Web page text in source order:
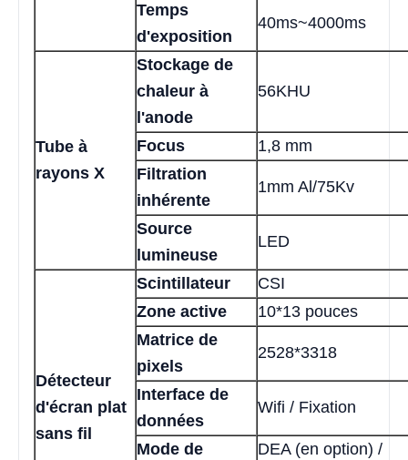
Temps
d'exposition
40ms~4000ms
Tube à
rayons X
Stockage de
chaleur à
l'anode
56KHU
Focus
1,8 mm
Filtration
inhérente
1mm Al/75Kv
Source
lumineuse
LED
Détecteur
d'écran plat
sans fil
Scintillateur
CSI
Zone active
10*13 pouces
Matrice de
pixels
2528*3318
Interface de
données
Wifi / Fixation
Mode de
DEA (en option) /